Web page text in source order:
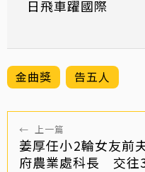
日飛車躍國際
金曲獎 告五人
← 上一篇
姜厚任小2輪女友前
府農業處科長 交往